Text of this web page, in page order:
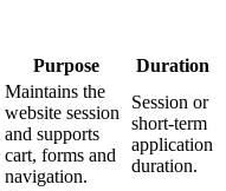
Purpose Duration
Maintains the
website session
and supports
cart, forms and
navigation.
Session or
short-term
application
duration.